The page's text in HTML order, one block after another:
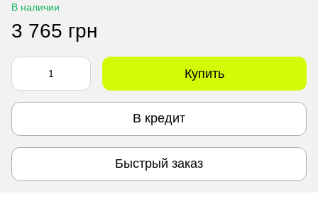
В наличии
3 765 грн
Купить
В кредит
Быстрый заказ